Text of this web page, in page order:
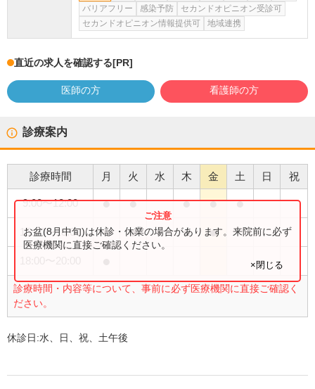
バリアフリー
感染予防
セカンドオピニオン受診可
セカンドオピニオン情報提供可
地域連携
直近の求人を確認する[PR]
医師の方 看護師の方
診療案内
診療時間 月 火 水 木 金 土 日 祝
9:00〜12:00 ● ● ● ● ●
15:00〜18:00 ● ● ● ●
診療時間・内容等について、事前に必ず医療機関に直接ご確認く
ださい。
お盆(8月中旬)は休診・休業の場合があります。来院前に必ず
医療機関に直接ご確認ください。
×閉じる
休診日:水、日、祝、土午後